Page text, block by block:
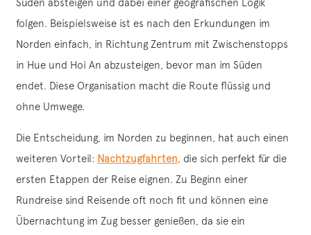
Süden absteigen und dabei einer geografischen Logik
folgen. Beispielsweise ist es nach den Erkundungen im
Norden einfach, in Richtung Zentrum mit Zwischenstopps
in Hue und Hoi An abzusteigen, bevor man im Süden
endet. Diese Organisation macht die Route flüssig und
ohne Umwege.
Die Entscheidung, im Norden zu beginnen, hat auch einen
weiteren Vorteil: Nachtzugfahrten , die sich perfekt für die
ersten Etappen der Reise eignen. Zu Beginn einer
Rundreise sind Reisende oft noch fit und können eine
Übernachtung im Zug besser genießen, da sie ein